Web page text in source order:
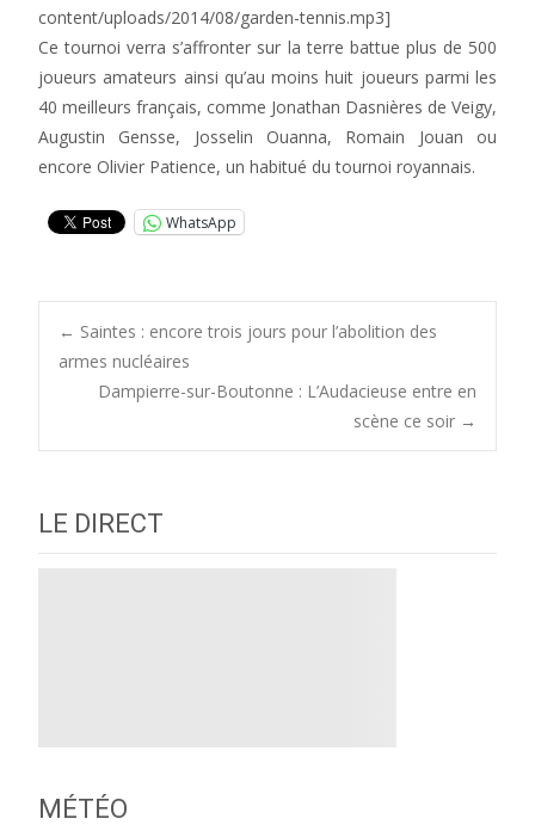
content/uploads/2014/08/garden-tennis.mp3]
Ce tournoi verra s’affronter sur la terre battue plus de 500
joueurs amateurs ainsi qu’au moins huit joueurs parmi les
40 meilleurs français, comme Jonathan Dasnières de Veigy,
Augustin Gensse, Josselin Ouanna, Romain Jouan ou
encore Olivier Patience, un habitué du tournoi royannais.
WhatsApp
Post
navigation
← Saintes : encore trois jours pour l’abolition des
armes nucléaires
Dampierre-sur-Boutonne : L’Audacieuse entre en
scène ce soir →
LE DIRECT
MÉTÉO